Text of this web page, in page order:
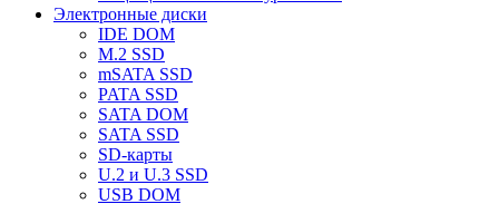
Электронные диски
IDE DOM
M.2 SSD
mSATA SSD
PATA SSD
SATA DOM
SATA SSD
SD-карты
U.2 и U.3 SSD
USB DOM